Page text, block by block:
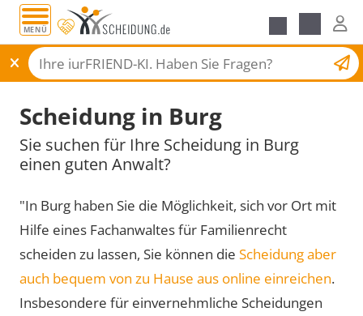
MENÜ
Scheidungsantrag
Scheidung in Burg
Sie suchen für Ihre Scheidung in Burg
einen guten Anwalt?
"In Burg haben Sie die Möglichkeit, sich vor Ort mit
Hilfe eines Fachanwaltes für Familienrecht
scheiden zu lassen, Sie können die Scheidung aber
auch bequem von zu Hause aus online einreichen.
Insbesondere für einvernehmliche Scheidungen